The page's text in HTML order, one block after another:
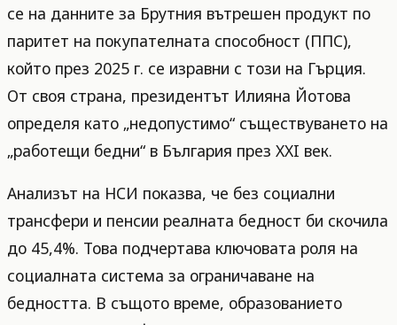
се на данните за Брутния вътрешен продукт по
паритет на покупателната способност (ППС),
който през 2025 г. се изравни с този на Гърция.
От своя страна, президентът Илияна Йотова
определя като „недопустимо“ съществуването на
„работещи бедни“ в България през XXI век.
Анализът на НСИ показва, че без социални
трансфери и пенсии реалната бедност би скочила
до 45,4%. Това подчертава ключовата роля на
социалната система за ограничаване на
бедността. В същото време, образованието